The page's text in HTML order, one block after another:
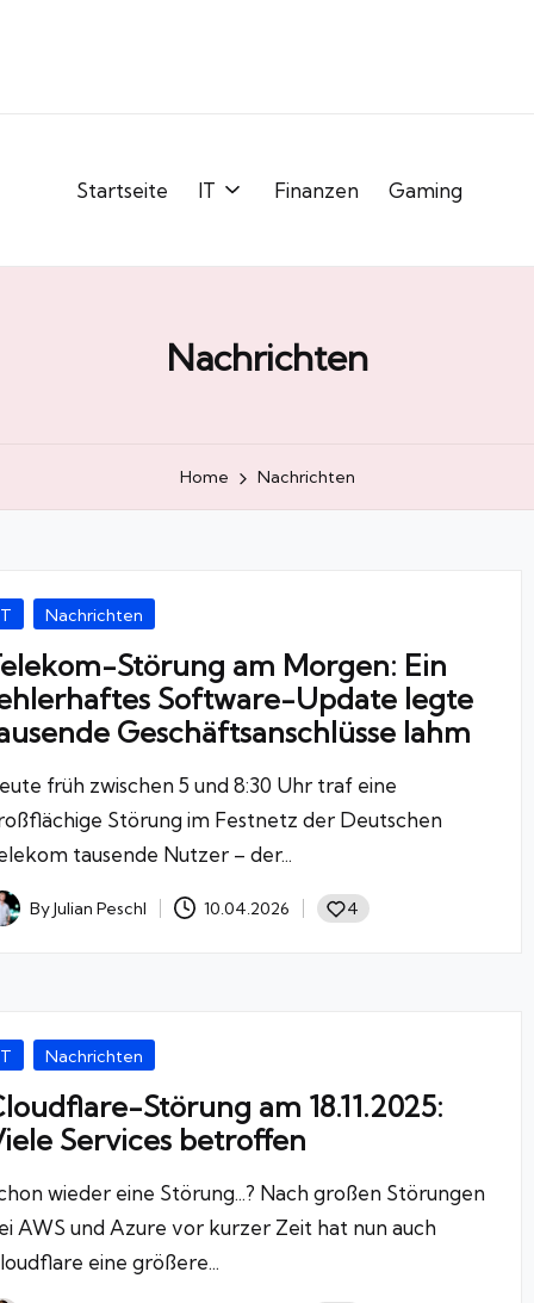
Startseite IT Finanzen Gaming
Nachrichten
Home Nachrichten
Nachrichten
Störung am Morgen: Ein
Software-Update legte
Geschäftsanschlüsse lahm
früh zwischen 5 und 8:30 Uhr traf eine
Störung im Festnetz der Deutschen
tausende Nutzer – der...
ByJulian Peschl 10.04.2026 4
Nachrichten
Störung am 18.11.2025:
Services betroffen
wieder eine Störung...? Nach großen Störungen
AWS und Azure vor kurzer Zeit hat nun auch
eine größere...